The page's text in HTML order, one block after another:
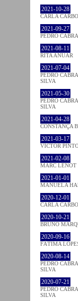
2021-10-28
CARLA
2021-09-27
PEDRO
2021-08-11
RITA ANUAR
2021-07-04
PEDRO
SILVA
2021-05-30
PEDRO
SILVA
2021-04-28
CONSTANÇA
2021-03-17
VICTOR
2021-02-08
MARC LENOT
2021-01-01
MANUELA
2020-12-01
CARLA
2020-10-21
BRUNO
2020-09-16
FÁTIMA
2020-08-14
PEDRO
SILVA
2020-07-21
PEDRO
SILVA